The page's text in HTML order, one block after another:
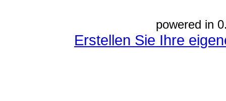
powered in
Erstellen Sie Ihre